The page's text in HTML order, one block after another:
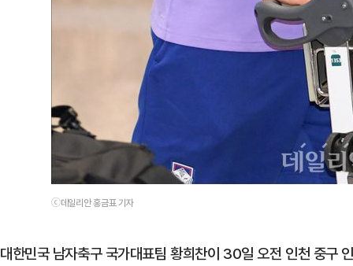
ⓒ데일리안 홍금표 기자
대한민국 남자축구 국가대표팀 황희찬이 30일 오전 인천 중구